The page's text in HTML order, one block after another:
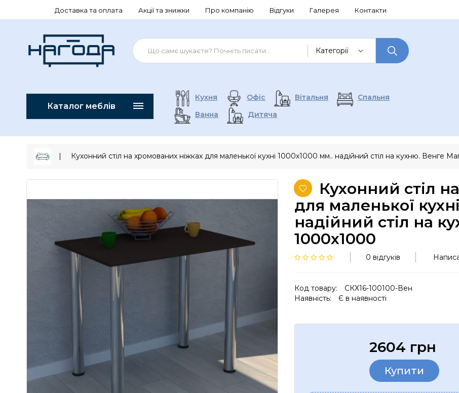
Доставка та оплата Акції та знижки Про компанію Відгуки Галерея Контакти
Каталог меблів
Кухня Офіс Вітальня
Спальня
Ванна
Дитяча
Кухонний стіл на хромованих ніжках для маленької кухні 1000х1000 мм.. надійний стіл на кухню. Венге
Кухонний стіл
для маленької
надійний стіл на
1000х1000
0 відгуків
Код товару:
СКХ16-100100-Вен
Наявність:
Є в наявності
2604 грн
Купити